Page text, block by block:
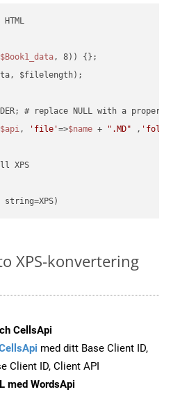
$Book1_data, 8)) {};
$filelength);
$api, 'file'=>$name + ".MD" , 'folder'
XPS
string=XPS)
XPS-konvertering
CellsApi
med ditt Base Client ID,
Client ID, Client API
med WordsApi